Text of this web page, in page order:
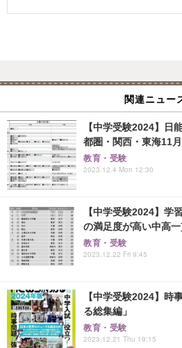
関連ニュー
【中学受験2024】日
都圏・関西・東海11
教育・受験
2023.12.4 Mon 12:30
【中学受験2024】学
の満足度が高い中高
教育・受験
2023.12.22 Fri 9:45
【中学受験2024】時
る総集編」
教育・受験
2023.12.21 Thu 19:15